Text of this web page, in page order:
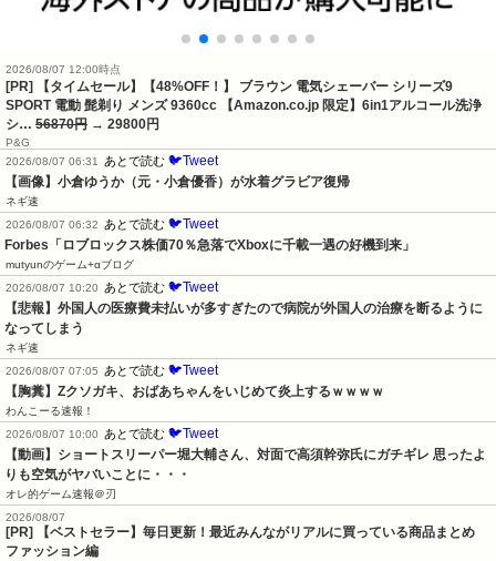
2026/08/07 12:00時点
[PR] 【タイムセール】【48%OFF！】 ブラウン 電気シェーバー シリーズ9
SPORT 電動 髭剃り メンズ 9360cc 【Amazon.co.jp 限定】6in1アルコール洗浄
シ… 56870円 → 29800円
P&G
2026/08/07 06:31
あとで読む 🐦Tweet
【画像】小倉ゆうか（元・小倉優香）が水着グラビア復帰
ネギ速
2026/08/07 06:32
あとで読む 🐦Tweet
Forbes「ロブロックス株価70％急落でXboxに千載一遇の好機到来」
mutyunのゲーム+αブログ
2026/08/07 10:20
あとで読む 🐦Tweet
【悲報】外国人の医療費未払いが多すぎたので病院が外国人の治療を断るように
なってしまう
ネギ速
2026/08/07 07:05
あとで読む 🐦Tweet
【胸糞】Zクソガキ、おばあちゃんをいじめて炎上するｗｗｗｗ
わんこーる速報！
2026/08/07 10:00
あとで読む 🐦Tweet
【動画】ショートスリーパー堀大輔さん、対面で高須幹弥氏にガチギレ 思ったよ
りも空気がヤバいことに・・・
オレ的ゲーム速報＠刃
2026/08/07
[PR] 【ベストセラー】毎日更新！最近みんながリアルに買っている商品まとめ
ファッション編